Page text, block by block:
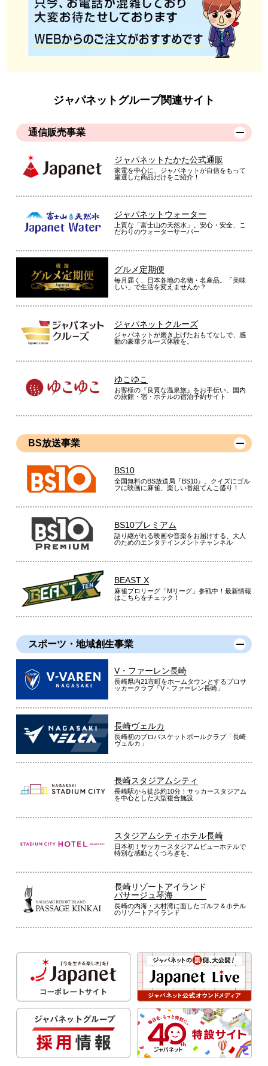
ジャパネットグループ関連サイト
通信販売事業
ジャパネットたかた公式通販
家電を中心に、ジャパネットが自信をもって
厳選した商品だけをご紹介！
ジャパネットウォーター
上質な「富士山の天然水」。安心・安全、こ
だわりのウォーターサーバー
グルメ定期便
毎月届く、日本各地の名物・名産品。「美味
しい」で生活を変えませんか？
ジャパネットクルーズ
ジャパネットが磨き上げたおもてなしで、感
動の豪華クルーズ体験を。
ゆこゆこ
お客様の『良質な温泉旅』をお手伝い。国内
の旅館・宿・ホテルの宿泊予約サイト
BS放送事業
BS10
全国無料のBS放送局『BS10』。クイズにゴル
フに映画に麻雀、楽しい番組てんこ盛り！
BS10プレミアム
語り継がれる映画や音楽をお届けする、大人
のためのエンタテインメントチャンネル
BEAST X
麻雀プロリーグ「Mリーグ」参戦中！最新情報
はこちらをチェック！
スポーツ・地域創生事業
V・ファーレン長崎
長崎県内21市町をホームタウンとするプロサ
ッカークラブ「V・ファーレン長崎」
長崎ヴェルカ
長崎初のプロバスケットボールクラブ「長崎
ヴェルカ」
長崎スタジアムシティ
長崎駅から徒歩約10分！サッカースタジアム
を中心とした大型複合施設
スタジアムシティホテル長崎
日本初！サッカースタジアムビューホテルで
特別な感動とくつろぎを。
長崎リゾートアイランド
パサージュ琴海
長崎の内海・大村湾に面したゴルフ＆ホテル
のリゾートアイランド